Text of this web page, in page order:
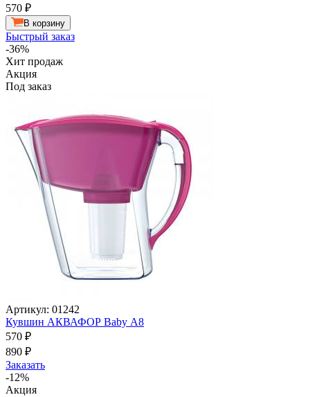
570 ₽
В корзину
Быстрый заказ
-36%
Хит продаж
Акция
Под заказ
Артикул: 01242
Кувшин АКВАФОР Baby А8
570 ₽
890 ₽
Заказать
-12%
Акция